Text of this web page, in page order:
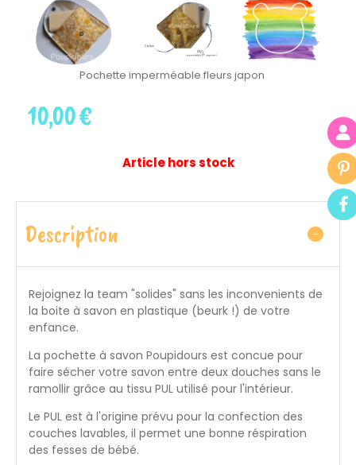
Pochette imperméable fleurs japon
10,00€
Article hors stock
Description
Rejoignez la team "solides" sans les inconvenients de
la boite à savon en plastique (beurk !) de votre
enfance.
La pochette à savon Poupidours est concue pour
faire sécher votre savon entre deux douches sans le
ramollir grâce au tissu PUL utilisé pour l'intérieur.
Le PUL est à l'origine prévu pour la confection des
couches lavables, il permet une bonne réspiration
des fesses de bébé.